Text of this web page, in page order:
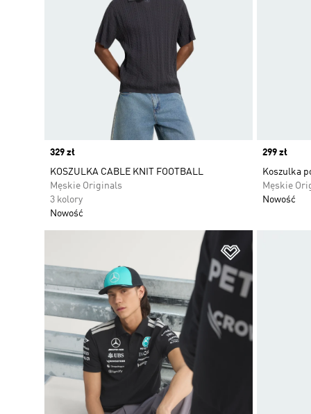
Price
329 zł
KOSZULKA CABLE KNIT FOOTBALL
Męskie Originals
3 kolory
Nowość
Price
299 zł
Koszulka
Męskie
Nowość
Dodaj do listy